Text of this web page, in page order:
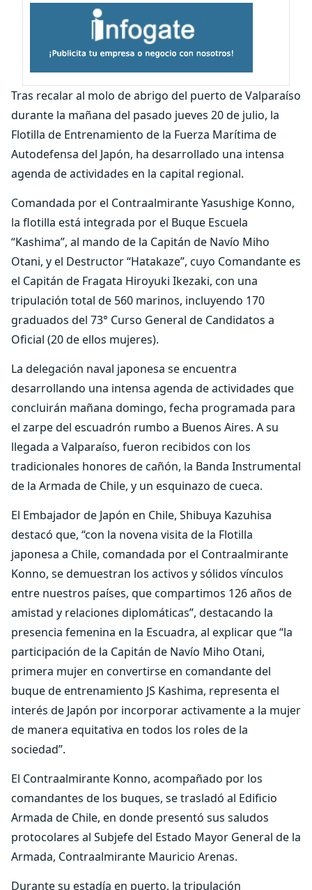
Tras recalar al molo de abrigo del puerto de Valparaíso
durante la mañana del pasado jueves 20 de julio, la
Flotilla de Entrenamiento de la Fuerza Marítima de
Autodefensa del Japón, ha desarrollado una intensa
agenda de actividades en la capital regional.
Comandada por el Contraalmirante Yasushige Konno,
la flotilla está integrada por el Buque Escuela
“Kashima”, al mando de la Capitán de Navío Miho
Otani, y el Destructor “Hatakaze”, cuyo Comandante es
el Capitán de Fragata Hiroyuki Ikezaki, con una
tripulación total de 560 marinos, incluyendo 170
graduados del 73° Curso General de Candidatos a
Oficial (20 de ellos mujeres).
La delegación naval japonesa se encuentra
desarrollando una intensa agenda de actividades que
concluirán mañana domingo, fecha programada para
el zarpe del escuadrón rumbo a Buenos Aires. A su
llegada a Valparaíso, fueron recibidos con los
tradicionales honores de cañón, la Banda Instrumental
de la Armada de Chile, y un esquinazo de cueca.
El Embajador de Japón en Chile, Shibuya Kazuhisa
destacó que, “con la novena visita de la Flotilla
japonesa a Chile, comandada por el Contraalmirante
Konno, se demuestran los activos y sólidos vínculos
entre nuestros países, que compartimos 126 años de
amistad y relaciones diplomáticas”, destacando la
presencia femenina en la Escuadra, al explicar que “la
participación de la Capitán de Navío Miho Otani,
primera mujer en convertirse en comandante del
buque de entrenamiento JS Kashima, representa el
interés de Japón por incorporar activamente a la mujer
de manera equitativa en todos los roles de la
sociedad”.
El Contraalmirante Konno, acompañado por los
comandantes de los buques, se trasladó al Edificio
Armada de Chile, en donde presentó sus saludos
protocolares al Subjefe del Estado Mayor General de la
Armada, Contraalmirante Mauricio Arenas.
Durante su estadía en puerto, la tripulación